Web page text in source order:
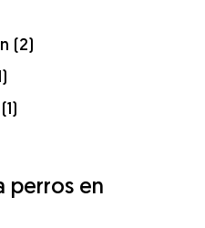
(2)
perros en